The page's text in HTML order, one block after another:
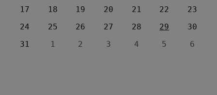
17
18 19 20 21 22
23
24
25 26 27 28 29
30
31
1 2 3 4 5 6